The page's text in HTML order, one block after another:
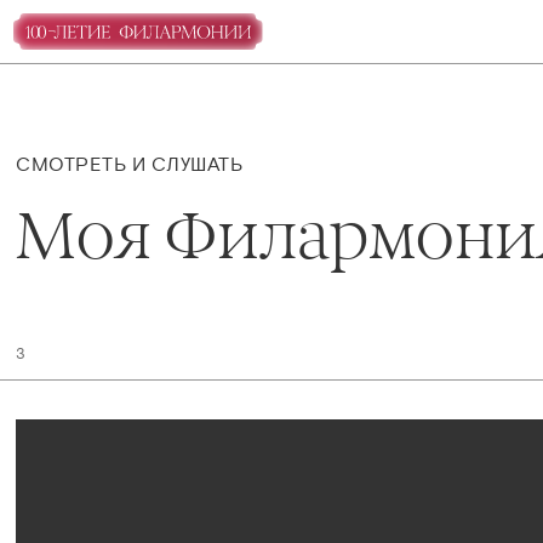
СМОТРЕТЬ И СЛУШАТЬ
Моя
3